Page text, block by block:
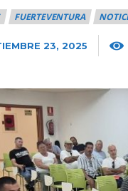
FUERTEVENTURA
23, 2025